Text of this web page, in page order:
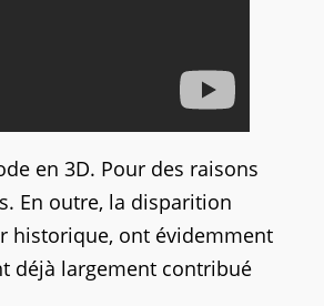
en 3D. Pour des raisons
En outre, la disparition
historique, ont évidemment
déjà largement contribué